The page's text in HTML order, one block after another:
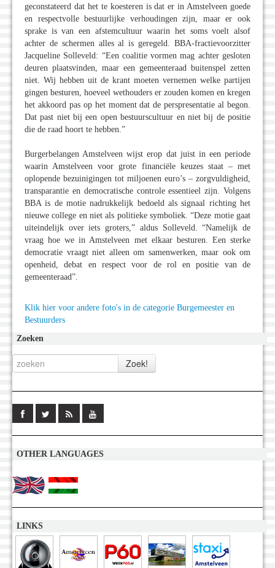
geconstateerd dat het te koesteren is dat er in Amstelveen goede
en respectvolle bestuurlijke verhoudingen zijn, maar er ook
sprake is van een afstemcultuur waarin het soms voelt alsof
achter de schermen alles al is geregeld. BBA-fractievoorzitter
Jacqueline Solleveld: “Een coalitie vormen mag achter gesloten
deuren plaatsvinden, maar een gemeenteraad buitenspel zetten
niet. Wij hebben uit de krant moeten vernemen welke partijen
gingen besturen, hoeveel wethouders er zouden komen en kregen
het akkoord pas op het moment dat de perspresentatie al begon.
Dat past niet bij een open bestuurscultuur en niet bij de positie
die de raad hoort te hebben.”
Burgerbelangen Amstelveen wijst erop dat juist in een periode
waarin Amstelveen voor grote financiële keuzes staat – met
oplopende bezuinigingen tot miljoenen euro’s – zorgvuldigheid,
transparantie en democratische controle essentieel zijn. Volgens
BBA is de motie nadrukkelijk bedoeld als signaal richting het
nieuwe college en niet als politieke symboliek. “Deze motie gaat
uiteindelijk over iets groters,” aldus Solleveld. “Namelijk de
vraag hoe we in Amstelveen met elkaar besturen. Een sterke
democratie vraagt niet alleen om samenwerken, maar ook om
openheid, debat en respect voor de rol en positie van de
gemeenteraad”.
Klik hier voor andere foto's in de categorie Burgemeester en
Bestuurders
Zoeken
OTHER LANGUAGES
LINKS